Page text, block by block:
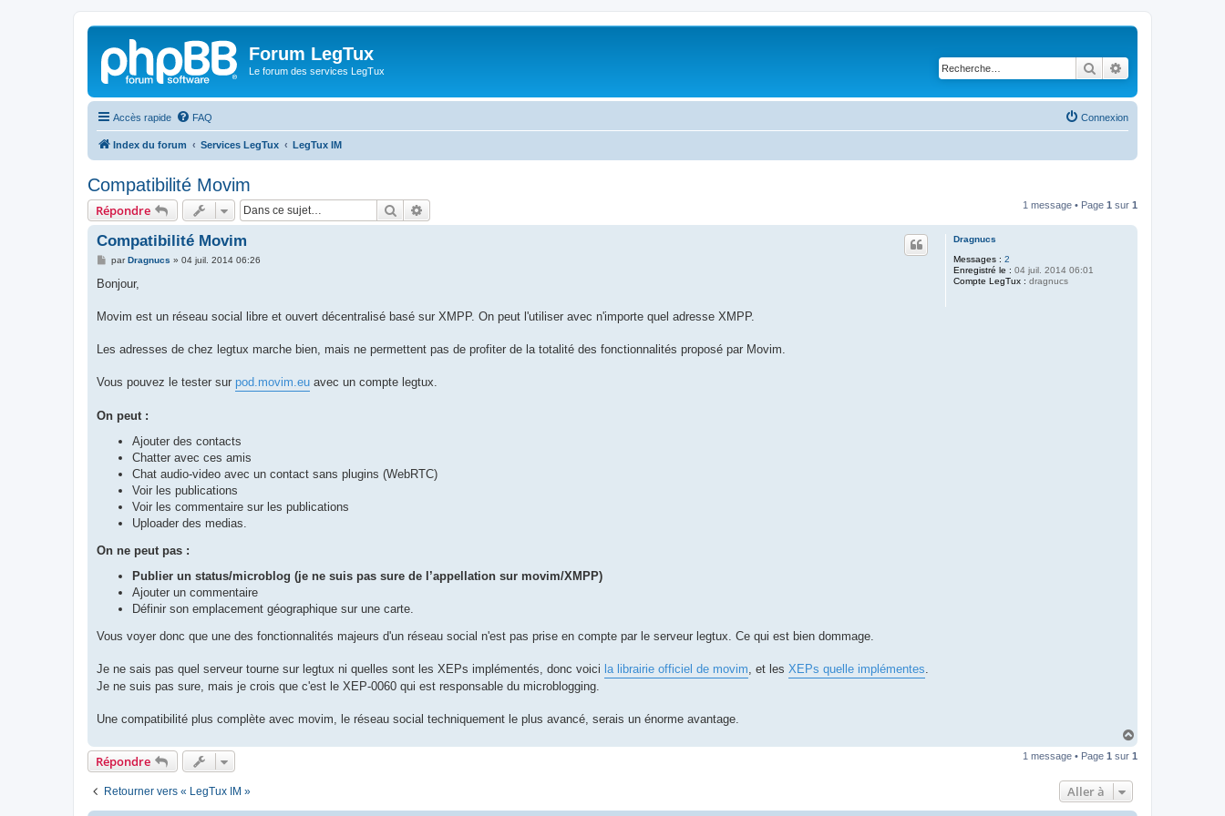
Forum LegTux
Le forum des services LegTux Rechercher
Accès rapide FAQ Connexion
Index du forum Services LegTux LegTux IM
Compatibilité Movim
Répondre Rechercher 1 message • Page 1 sur 1
Dragnucs
Messages : 2
Enregistré le : 04 juil. 2014 06:01
Compte LegTux : dragnucs
Compatibilité Movim
M
s
g
parDragnucs » 04 juil. 2014 06:26
Bonjour,
Movim est un réseau social libre et ouvert décentralisé basé sur XMPP. On peut l'utiliser avec n'importe quel adresse XMPP.
Les adresses de chez legtux marche bien, mais ne permettent pas de profiter de la totalité des fonctionnalités proposé par Movim.
Vous pouvez le tester sur pod.movim.eu avec un compte legtux.
On peut :
Ajouter des contacts
Chatter avec ces amis
Chat audio-video avec un contact sans plugins (WebRTC)
Voir les publications
Voir les commentaire sur les publications
Uploader des medias.
On ne peut pas :
Publier un status/microblog (je ne suis pas sure de l’appellation sur movim/XMPP)
Ajouter un commentaire
Définir son emplacement géographique sur une carte.
Vous voyer donc que une des fonctionnalités majeurs d'un réseau social n'est pas prise en compte par le serveur legtux. Ce qui est bien dommage.
Je ne sais pas quel serveur tourne sur legtux ni quelles sont les XEPs implémentés, donc voici la librairie officiel de movim , et les XEPs quelle implémentes
Je ne suis pas sure, mais je crois que c'est le XEP-0060 qui est responsable du microblogging.
Une compatibilité plus complète avec movim, le réseau social techniquement le plus avancé, serais un énorme avantage.
u
Répondre 1 message • Page 1 sur 1
Retourner vers « LegTux IM » Aller à